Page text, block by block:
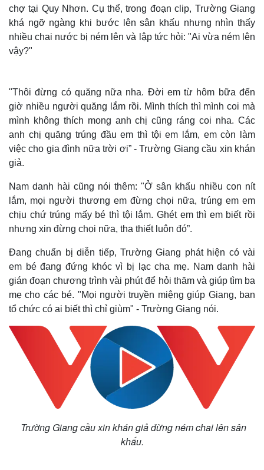
Thế giới
Quan sát
Cuộc sống đó đây
Multimedia
Video
chợ tại Quy Nhơn. Cụ thể, trong đoạn clip, Trường Giang
khá ngỡ ngàng khi bước lên sân khấu nhưng nhìn thấy
nhiều chai nước bị ném lên và lập tức hỏi: "Ai vừa ném lên
vậy?"
"Thôi đừng có quăng nữa nha. Đời em từ hôm bữa đến
giờ nhiều người quăng lắm rồi. Mình thích thì mình coi mà
mình không thích mong anh chị cũng ráng coi nha. Các
anh chị quăng trúng đầu em thì tội em lắm, em còn làm
việc cho gia đình nữa trời ơi” - Trường Giang cầu xin khán
giả.
Nam danh hài cũng nói thêm: "Ở sân khấu nhiều con nít
lắm, mọi người thương em đừng chọi nữa, trúng em em
chịu chứ trúng mấy bé thì tội lắm. Ghét em thì em biết rồi
nhưng xin đừng chọi nữa, tha thiết luôn đó”.
Đang chuẩn bị diễn tiếp, Trường Giang phát hiện có vài
em bé đang đứng khóc vì bị lạc cha mẹ. Nam danh hài
gián đoạn chương trình vài phút để hỏi thăm và giúp tìm ba
mẹ cho các bé. "Mọi người truyền miệng giúp Giang, ban
tổ chức có ai biết thì chỉ giùm" - Trường Giang nói.
Trường Giang cầu xin khán giả đừng ném chai lên sân
khấu.